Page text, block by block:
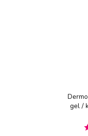
gel /